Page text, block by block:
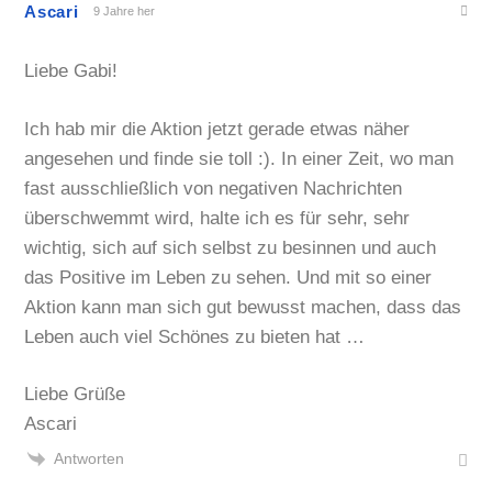
Ascari 9 Jahre her
Liebe Gabi!
Ich hab mir die Aktion jetzt gerade etwas näher
angesehen und finde sie toll :). In einer Zeit, wo man
fast ausschließlich von negativen Nachrichten
überschwemmt wird, halte ich es für sehr, sehr
wichtig, sich auf sich selbst zu besinnen und auch
das Positive im Leben zu sehen. Und mit so einer
Aktion kann man sich gut bewusst machen, dass das
Leben auch viel Schönes zu bieten hat …
Liebe Grüße
Ascari
Antworten